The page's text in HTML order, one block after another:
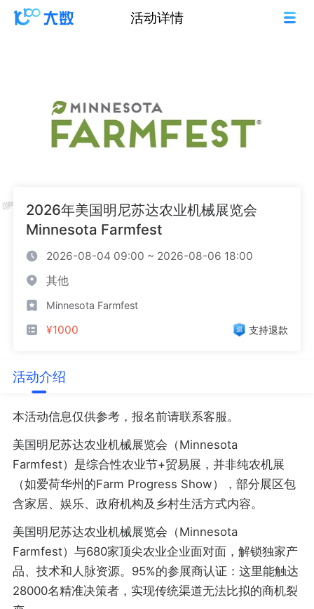
活动详情
2026年美国明尼苏达农业机械展览会
Minnesota Farmfest
2026-08-04 09:00 ~ 2026-08-06 18:00
其他
Minnesota Farmfest
¥1000 支持退款
活动介绍
本活动信息仅供参考，报名前请联系客服。
美国明尼苏达农业机械展览会（Minnesota
Farmfest）是综合性农业节+贸易展，并非纯农机展
（如爱荷华州的Farm Progress Show），部分展区包
含家居、娱乐、政府机构及乡村生活方式内容。
美国明尼苏达农业机械展览会（Minnesota
Farmfest）与680家顶尖农业企业面对面，解锁独家产
品、技术和人脉资源。95%的参展商认证：这里能触达
28000名精准决策者，实现传统渠道无法比拟的商机裂